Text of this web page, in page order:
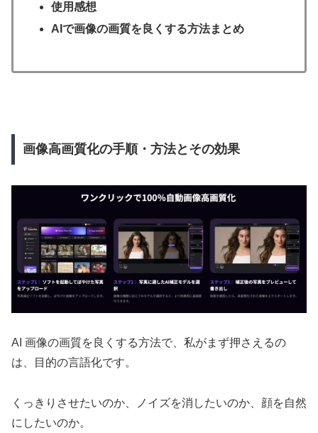
使用感想
AIで画像の画質を良くする方法まとめ
画像高画質化の手順・方法とその効果
AI 画像の画質を良くする方法で、私がまず押さえるの
は、目的の言語化です。
くっきりさせたいのか、ノイズを消したいのか、顔を自然
にしたいのか。